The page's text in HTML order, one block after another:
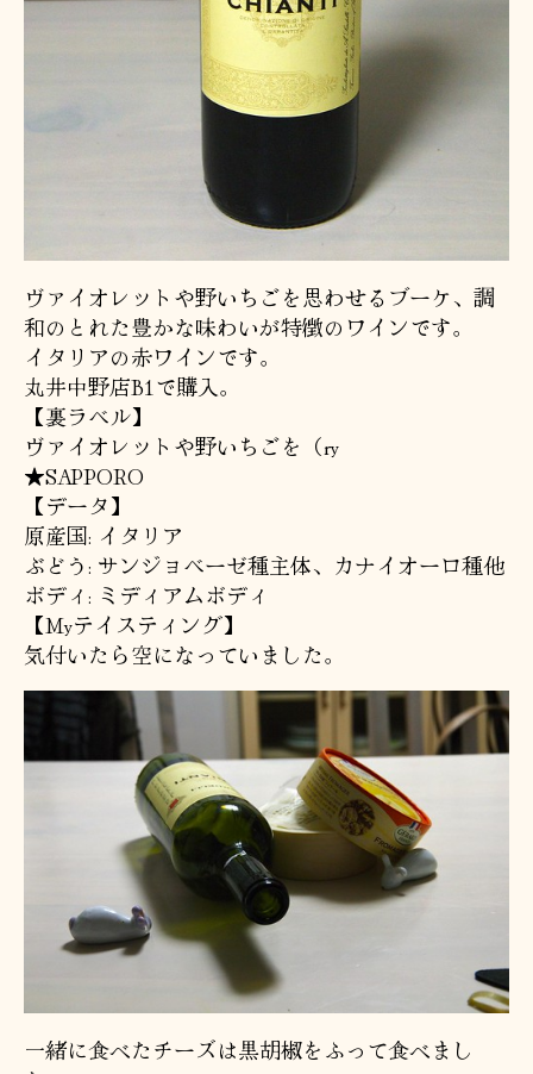
ヴァイオレットや野いちごを思わせるブーケ、調
和のとれた豊かな味わいが特徴のワインです。
イタリアの赤ワインです。
丸井中野店B1で購入。
【裏ラベル】
ヴァイオレットや野いちごを（ry
★SAPPORO
【データ】
原産国: イタリア
ぶどう: サンジョベーゼ種主体、カナイオーロ種他
ボディ: ミディアムボディ
【Myテイスティング】
気付いたら空になっていました。
一緒に食べたチーズは黒胡椒をふって食べまし